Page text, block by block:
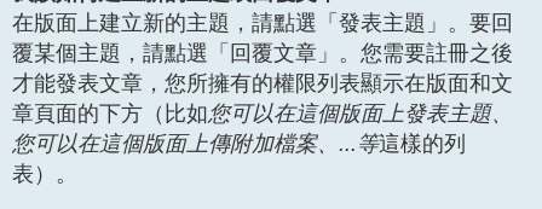
在版面上建立新的主題，請點選「發表主題」。要回
覆某個主題，請點選「回覆文章」。您需要註冊之後
才能發表文章，您所擁有的權限列表顯示在版面和文
章頁面的下方（比如您可以在這個版面上發表主題、
您可以在這個版面上傳附加檔案、...等這樣的列
表）。